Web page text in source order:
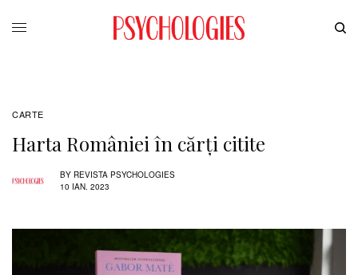
CARTE
Harta României în cărți citite
BY REVISTA PSYCHOLOGIES
10 IAN. 2023